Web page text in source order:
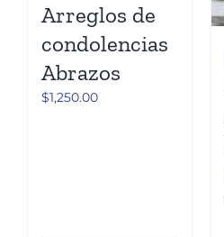
Arreglos de
condolencias
Abrazos
$1,250.00